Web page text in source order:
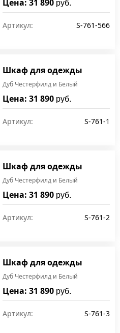
Цена: 31 890 руб.
Артикул: S-761-566
Шкаф для одежды
Дуб Честерфилд и Белый
Цена: 31 890 руб.
Артикул: S-761-1
Шкаф для одежды
Дуб Честерфилд и Белый
Цена: 31 890 руб.
Артикул: S-761-2
Шкаф для одежды
Дуб Честерфилд и Белый
Цена: 31 890 руб.
Артикул: S-761-3